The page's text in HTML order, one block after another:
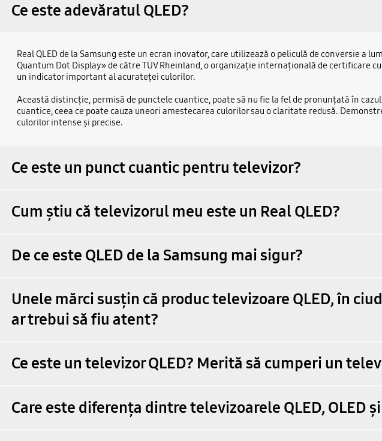
Ce este adevăratul QLED?
Real QLED de la Samsung este un ecran inovator, care utilizează o peliculă de conversie a
Quantum Dot Display» de către TÜV Rheinland, o organizație internațională de certificare
un indicator important al acurateței culorilor.
Această distincție, permisă de punctele cuantice, poate să nu fie la fel de pronunțată în
cuantice, ceea ce poate cauza uneori amestecarea culorilor sau o claritate redusă.
culorilor intense și precise.
Ce este un punct cuantic pentru televizor?
Cum știu că televizorul meu este un Real QLED?
De ce este QLED de la Samsung mai sigur?
Unele mărci susțin că produc televizoare QLED, în
ar trebui să fiu atent?
Ce este un televizor QLED? Merită să cumperi un
Care este diferența dintre televizoarele QLED, OLED și